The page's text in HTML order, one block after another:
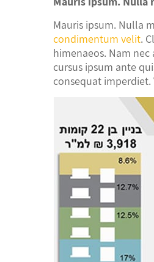
Mauris ipsum. Nulla
condimentum velit.
himenaeos. Nam
cursus ipsum ante
consequat imperdiet.